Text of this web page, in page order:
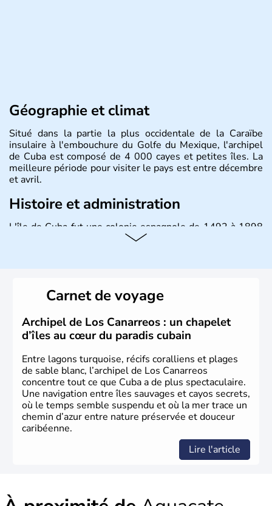
Géographie et climat
Situé dans la partie la plus occidentale de la Caraïbe
insulaire à l'embouchure du Golfe du Mexique, l'archipel
de Cuba est composé de 4 000 cayes et petites îles. La
meilleure période pour visiter le pays est entre décembre
et avril.
Histoire et administration
L'île de Cuba fut une colonie espagnole de 1492 à 1898
puis un Territoire des Etats-Unis jusqu'en 1902. Le 17
Aujourd'hui, l'embargo américain a été assoupli et le
tourisme bat son plein à Cuba.
Carnet de voyage
Archipel de Los Canarreos : un chapelet
d’îles au cœur du paradis cubain
Entre lagons turquoise, récifs coralliens et plages
de sable blanc, l’archipel de Los Canarreos
concentre tout ce que Cuba a de plus spectaculaire.
Une navigation entre îles sauvages et cayos secrets,
où le temps semble suspendu et où la mer trace un
chemin d’azur entre nature préservée et douceur
caribéenne.
Lire l'article